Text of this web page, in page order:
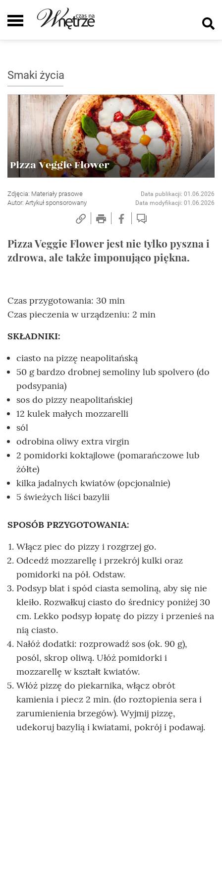
Smaki życia
Pizza Veggie Flower
Zdjęcia: Materiały prasowe
Autor: Artykuł sponsorowany
Data publikacji: 01.06.2026
Data modyfikacji: 01.06.2026
Pizza Veggie Flower jest nie tylko pyszna i
zdrowa, ale także imponująco piękna.
Czas przygotowania: 30 min
Czas pieczenia w urządzeniu: 2 min
SKŁADNIKI:
ciasto na pizzę neapolitańską
50 g bardzo drobnej semoliny lub spolvero (do
podsypania)
sos do pizzy neapolitańskiej
12 kulek małych mozzarelli
sól
odrobina oliwy extra virgin
2 pomidorki koktajlowe (pomarańczowe lub
żółte)
kilka jadalnych kwiatów (opcjonalnie)
5 świeżych liści bazylii
SPOSÓB PRZYGOTOWANIA:
Włącz piec do pizzy i rozgrzej go.
Odcedź mozzarellę i przekrój kulki oraz
pomidorki na pół. Odstaw.
Podsyp blat i spód ciasta semoliną, aby się nie
kleiło. Rozwałkuj ciasto do średnicy poniżej 30
cm. Lekko podsyp łopatę do pizzy i przenieś na
nią ciasto.
Nałóż dodatki: rozprowadź sos (ok. 90 g),
posól, skrop oliwą. Ułóż pomidorki i
mozzarellę w kształt kwiatów.
Włóż pizzę do piekarnika, włącz obrót
kamienia i piecz 2 min. (do roztopienia sera i
zarumienienia brzegów). Wyjmij pizzę,
udekoruj bazylią i kwiatami, pokrój i podawaj.